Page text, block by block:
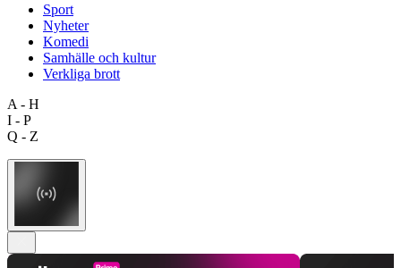
Sport
Nyheter
Komedi
Samhälle och kultur
Verkliga brott
A - H
I - P
Q - Z